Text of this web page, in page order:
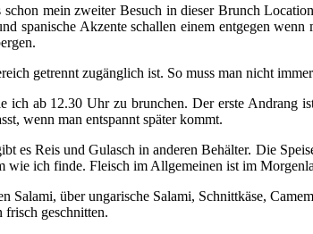
mein zweiter Besuch in dieser Brunch
spanische Akzente schallen einem entgegen
getrennt zugänglich ist. So muss man nicht
ab 12.30 Uhr zu brunchen. Der erste Andrang
wenn man entspannt später kommt.
es Reis und Gulasch in anderen Behälter. Die
wie ich finde. Fleisch im Allgemeinen ist im
Salami, über ungarische Salami, Schnittkäse,
geschnitten.